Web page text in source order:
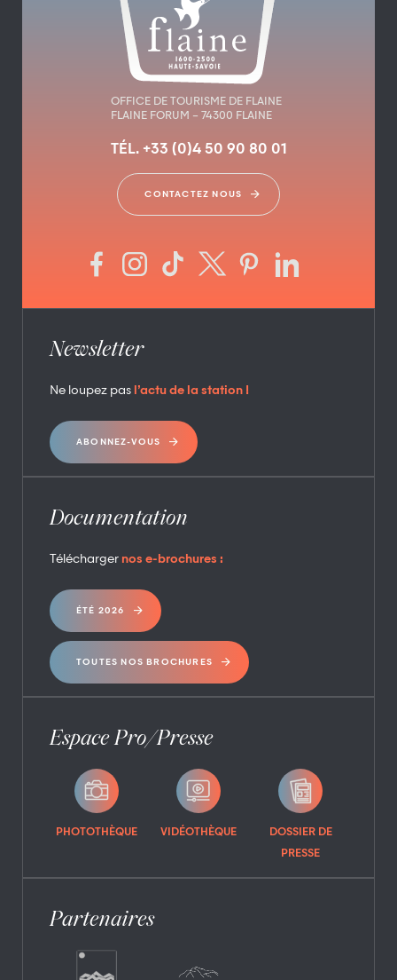
OFFICE DE TOURISME DE FLAINE
FLAINE FORUM – 74300 FLAINE
TÉL. +33 (0)4 50 90 80 01
CONTACTEZ NOUS
Newsletter
Ne loupez pas l’actu de la station !
ABONNEZ-VOUS
Documentation
Télécharger nos e-brochures :
ÉTÉ 2026
TOUTES NOS BROCHURES
Espace Pro/Presse
PHOTOTHÈQUE VIDÉOTHÈQUE
DOSSIER DE
PRESSE
Partenaires